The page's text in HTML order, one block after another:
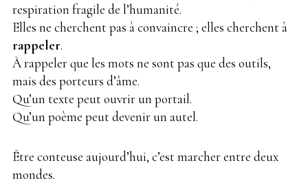
respiration fragile de l’humanité.
Elles ne cherchent pas à convaincre ; elles cherchent à
rappeler.
À rappeler que les mots ne sont pas que des outils,
mais des porteurs d’âme.
Qu’un texte peut ouvrir un portail.
Qu’un poème peut devenir un autel.
Être conteuse aujourd’hui, c’est marcher entre deux
mondes.